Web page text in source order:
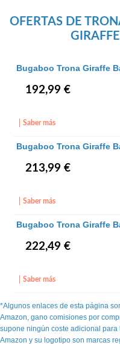
OFERTAS DE
Bugaboo Trona Giraffe
Saber más
192,99 €
Bugaboo Trona Giraffe
Saber más
213,99 €
Bugaboo Trona Giraffe
Saber más
222,49 €
*Algunos enlaces de esta página
Amazon, gano comisiones por
supone ningún coste adicional para
Amazon y su logotipo son marcas